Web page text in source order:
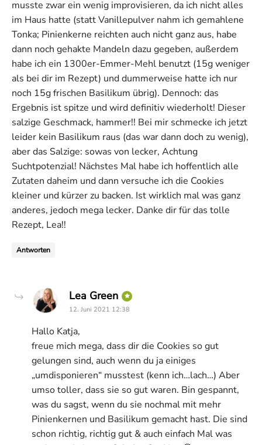
musste zwar ein wenig improvisieren, da ich nicht alles
im Haus hatte (statt Vanillepulver nahm ich gemahlene
Tonka; Pinienkerne reichten auch nicht ganz aus, habe
dann noch gehakte Mandeln dazu gegeben, außerdem
habe ich ein 1300er-Emmer-Mehl benutzt (15g weniger
als bei dir im Rezept) und dummerweise hatte ich nur
noch 15g frischen Basilikum übrig). Dennoch: das
Ergebnis ist spitze und wird definitiv wiederholt! Dieser
salzige Geschmack, hammer!! Bei mir schmecke ich jetzt
leider kein Basilikum raus (das war dann doch zu wenig),
aber das Salzige: sowas von lecker, Achtung
Suchtpotenzial! Nächstes Mal habe ich hoffentlich alle
Zutaten daheim und dann versuche ich die Cookies
kleiner und kürzer zu backen. Ist wirklich mal was ganz
anderes, jedoch mega lecker. Danke dir für das tolle
Rezept, Lea!!
Antworten
Lea Green says:
12. Juni 2021 12:38
Hallo Katja,
freue mich mega, dass dir die Cookies so gut
gelungen sind, auch wenn du ja einiges
„umdisponieren“ musstest (kenn ich…lach…) Aber
umso toller, dass sie so gut waren. Bin gespannt,
was du sagst, wenn du sie nochmal mit mehr
Pinienkernen und Basilikum gemacht hast. Die sind
schon richtig, richtig gut & auch einfach Mal was